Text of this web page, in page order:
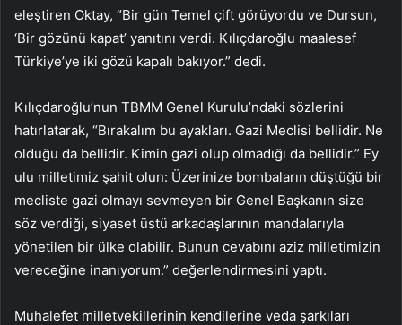
eleştiren Oktay, “Bir gün Temel çift görüyordu ve Dursun,
‘Bir gözünü kapat’ yanıtını verdi. Kılıçdaroğlu maalesef
Türkiye’ye iki gözü kapalı bakıyor.” dedi.
Kılıçdaroğlu’nun TBMM Genel Kurulu’ndaki sözlerini
hatırlatarak, “Bırakalım bu ayakları. Gazi Meclisi bellidir. Ne
olduğu da bellidir. Kimin gazi olup olmadığı da bellidir.” Ey
ulu milletimiz şahit olun: Üzerinize bombaların düştüğü bir
mecliste gazi olmayı sevmeyen bir Genel Başkanın size
söz verdiği, siyaset üstü arkadaşlarının mandalarıyla
yönetilen bir ülke olabilir. Bunun cevabını aziz milletimizin
vereceğine inanıyorum.” değerlendirmesini yaptı.
Muhalefet milletvekillerinin kendilerine veda şarkıları